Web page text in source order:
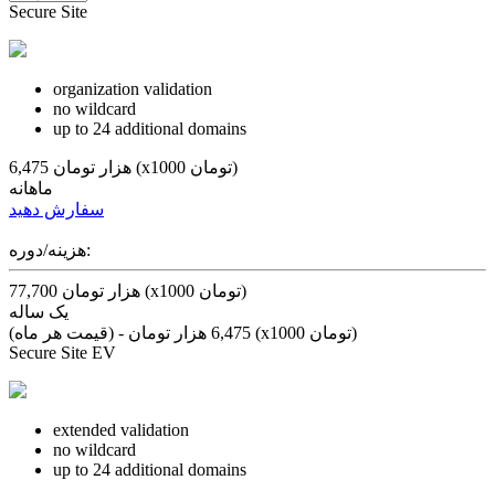
Secure Site
organization validation
no wildcard
up to 24 additional domains
6,475 هزار تومان (x1000 تومان)
ماهانه
سفارش دهید
هزینه/دوره:
77,700 هزار تومان (x1000 تومان)
یک ساله
(قیمت هر ماه) - 6,475 هزار تومان (x1000 تومان)
Secure Site EV
extended validation
no wildcard
up to 24 additional domains